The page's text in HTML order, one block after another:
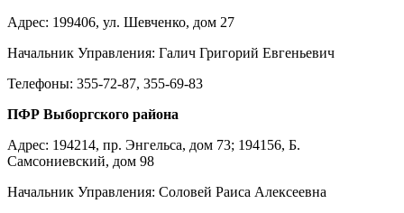
Адрес: 199406, ул. Шевченко, дом 27
Начальник Управления: Галич Григорий Евгеньевич
Телефоны: 355-72-87, 355-69-83
ПФР Выборгского района
Адрес: 194214, пр. Энгельса, дом 73; 194156, Б.
Самсониевский, дом 98
Начальник Управления: Соловей Раиса Алексеевна